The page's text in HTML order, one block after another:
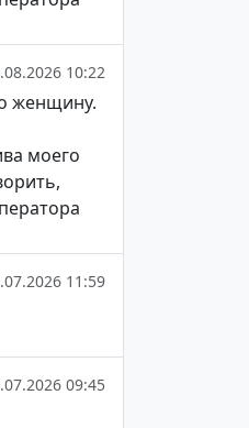
10:22
женщину.
моего
11:59
09:45